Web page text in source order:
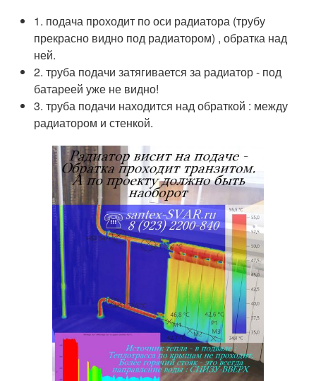
1. подача проходит по оси радиатора (трубу
прекрасно видно под радиатором) , обратка над
ней.
2. труба подачи затягивается за радиатор - под
батареей уже не видно!
3. труба подачи находится над обраткой : между
радиатором и стенкой.